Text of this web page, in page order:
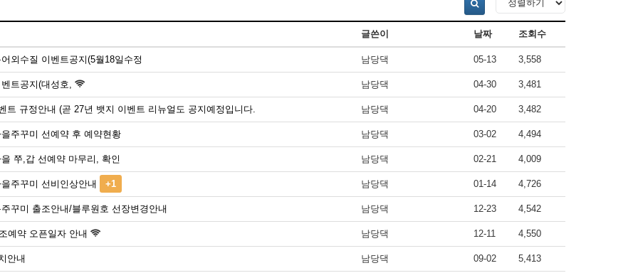
글쓴이 날짜 조회수
외수질 이벤트공지(5월18일수정 남당댁 05-13 3,558
트공지(대성호, 남당댁 04-30 3,481
트 규정안내 (곧 27년 뱃지 이벤트 리뉴얼도 공지예정입니다. 남당댁 04-20 3,482
주꾸미 선예약 후 예약현황 남당댁 03-02 4,494
쭈,갑 선예약 마무리, 확인 남당댁 02-21 4,009
주꾸미 선비인상안내 +1 남당댁 01-14 4,726
꾸미 출조안내/블루원호 선장변경안내 남당댁 12-23 4,542
예약 오픈일자 안내 남당댁 12-11 4,550
안내 남당댁 09-02 5,413